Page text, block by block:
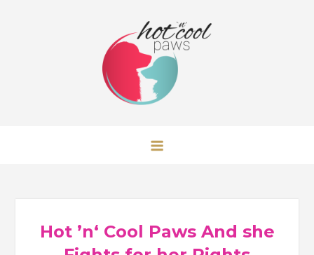
Hot ’n‘ Cool Paws And she